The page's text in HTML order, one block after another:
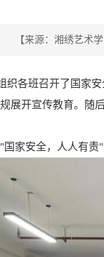
【来源：湘绣艺术
各班召开了国家安
展开宣传教育。随
家安全，人人有